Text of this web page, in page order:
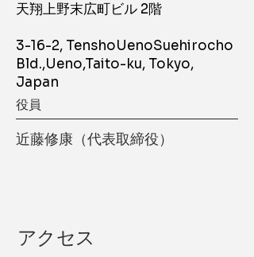
天翔上野末広町ビル 2階
​3-16-2, TenshoUenoSuehirocho
Bld.,Ueno,Taito-ku, Tokyo,
Japan
役員
近藤修康（代表取締役）
アクセス